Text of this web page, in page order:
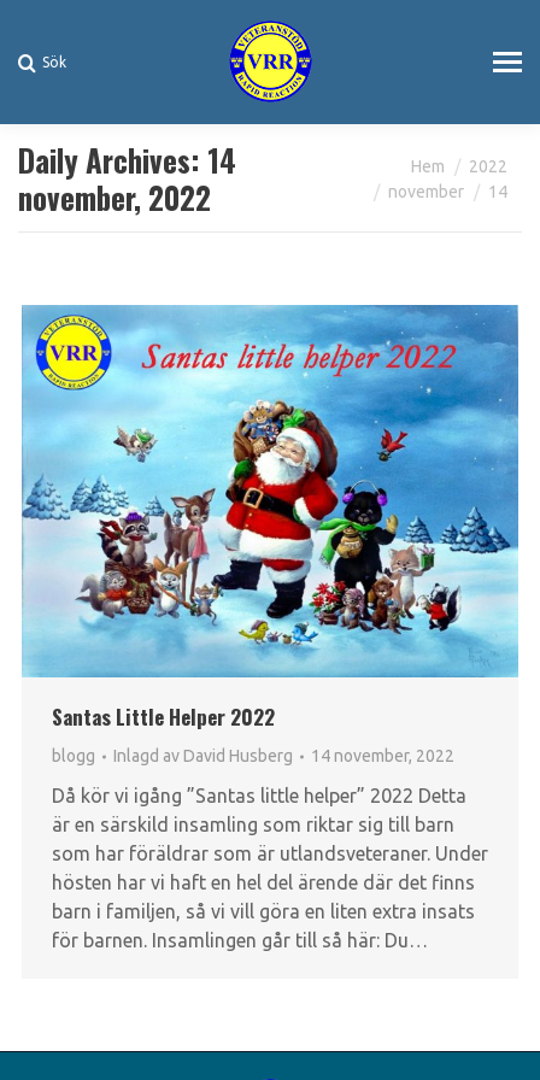
Search:
Sök
Daily Archives: 14
november, 2022
You are here:
Hem
2022
november
14
Santas Little Helper 2022
blogg Inlagd avDavid Husberg 14 november, 2022
Då kör vi igång ”Santas little helper” 2022 Detta
är en särskild insamling som riktar sig till barn
som har föräldrar som är utlandsveteraner. Under
hösten har vi haft en hel del ärende där det finns
barn i familjen, så vi vill göra en liten extra insats
för barnen. Insamlingen går till så här: Du…